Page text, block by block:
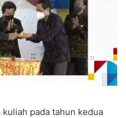
pada tahun kedua